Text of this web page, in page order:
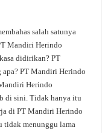
salah satunya
Mandiri Herindo
didirikan? PT
PT Mandiri Herindo
Herindo
di sini. Tidak hanya itu
di PT Mandiri Herindo
tidak menunggu lama